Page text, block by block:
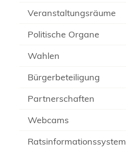
Veranstaltungsräume
Politische Organe
Wahlen
Bürgerbeteiligung
Partnerschaften
Webcams
Ratsinformationssystem